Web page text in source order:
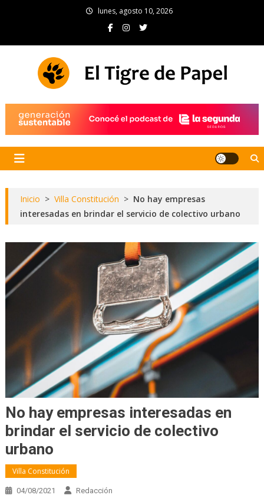
lunes, agosto 10, 2026
Inicio > Villa Constitución > No hay empresas
interesadas en brindar el servicio de colectivo urbano
No hay empresas interesadas en
brindar el servicio de colectivo
urbano
Villa Constitución
04/08/2021 Redacción